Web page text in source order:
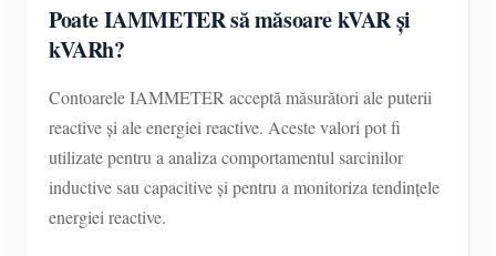
Poate IAMMETER să măsoare kVAR și
kVARh?
Contoarele IAMMETER acceptă măsurători ale puterii
reactive și ale energiei reactive. Aceste valori pot fi
utilizate pentru a analiza comportamentul sarcinilor
inductive sau capacitive și pentru a monitoriza tendințele
energiei reactive.